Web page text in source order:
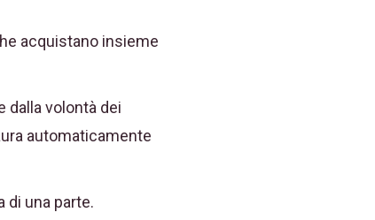
acquistano insieme
dalla volontà dei
automaticamente
di una parte.